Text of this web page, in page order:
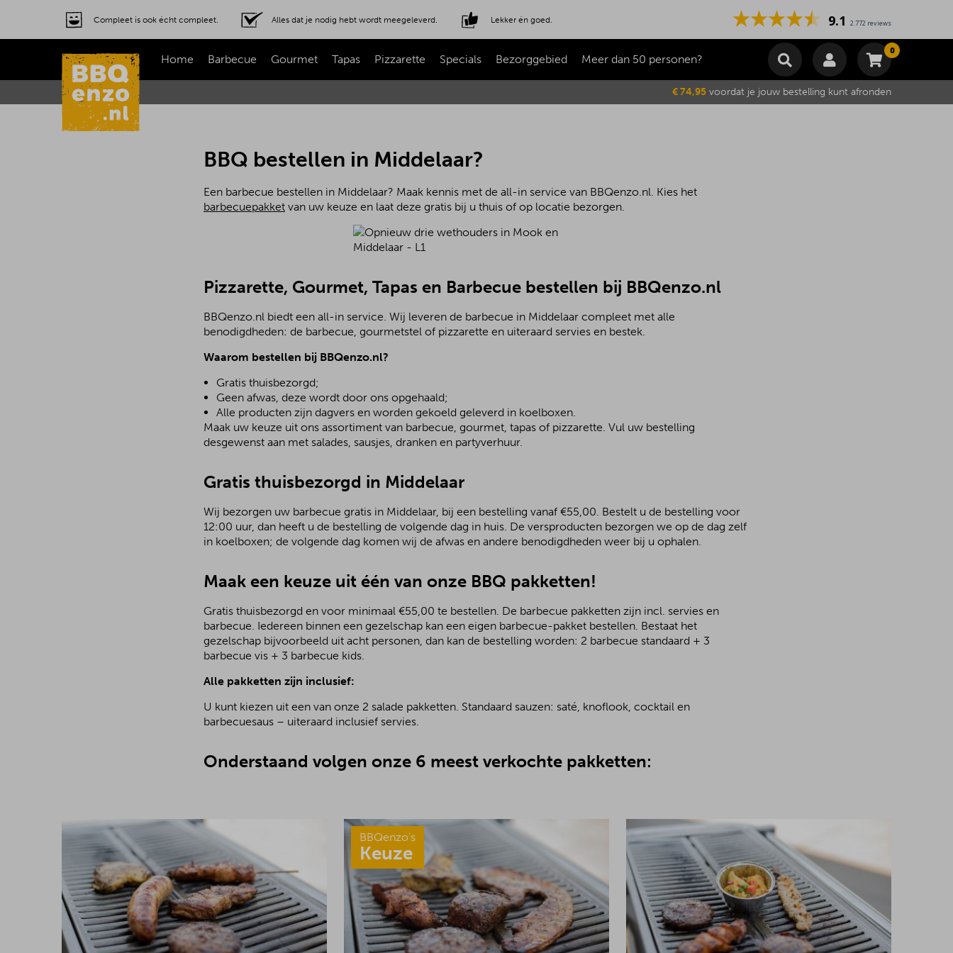
Compleet is ook écht compleet. Alles dat je nodig hebt wordt meegeleverd. Lekker én goed. 9.1 2.772 reviews
Home Barbecue Gourmet Tapas Pizzarette Specials Bezorggebied Meer dan 50 personen?
0
Winkelmand
Subtotaal €0,00
€ 74,95 voordat je jouw bestelling kunt afronden
BBQ bestellen in Middelaar?
Een barbecue bestellen in Middelaar? Maak kennis met de all-in service van BBQenzo.nl. Kies het
barbecuepakket van uw keuze en laat deze gratis bij u thuis of op locatie bezorgen.
Pizzarette, Gourmet, Tapas en Barbecue bestellen bij BBQenzo.nl
BBQenzo.nl biedt een all-in service. Wij leveren de barbecue in Middelaar compleet met alle
benodigdheden: de barbecue, gourmetstel of pizzarette en uiteraard servies en bestek.
Waarom bestellen bij BBQenzo.nl?
Gratis thuisbezorgd;
Geen afwas, deze wordt door ons opgehaald;
Alle producten zijn dagvers en worden gekoeld geleverd in koelboxen.
Maak uw keuze uit ons assortiment van barbecue, gourmet, tapas of pizzarette. Vul uw bestelling
desgewenst aan met salades, sausjes, dranken en partyverhuur.
Gratis thuisbezorgd in Middelaar
Wij bezorgen uw barbecue gratis in Middelaar, bij een bestelling vanaf €55,00. Bestelt u de bestelling voor
12:00 uur, dan heeft u de bestelling de volgende dag in huis. De versproducten bezorgen we op de dag zelf
in koelboxen; de volgende dag komen wij de afwas en andere benodigdheden weer bij u ophalen.
Maak een keuze uit één van onze BBQ pakketten!
Gratis thuisbezorgd en voor minimaal €55,00 te bestellen. De barbecue pakketten zijn incl. servies en
barbecue. Iedereen binnen een gezelschap kan een eigen barbecue-pakket bestellen. Bestaat het
gezelschap bijvoorbeeld uit acht personen, dan kan de bestelling worden: 2 barbecue standaard + 3
barbecue vis + 3 barbecue kids.
Alle pakketten zijn inclusief:
U kunt kiezen uit een van onze 2 salade pakketten. Standaard sauzen: saté, knoflook, cocktail en
barbecuesaus – uiteraard inclusief servies.
Onderstaand volgen onze 6 meest verkochte pakketten:
BBQenzo’s
Keuze